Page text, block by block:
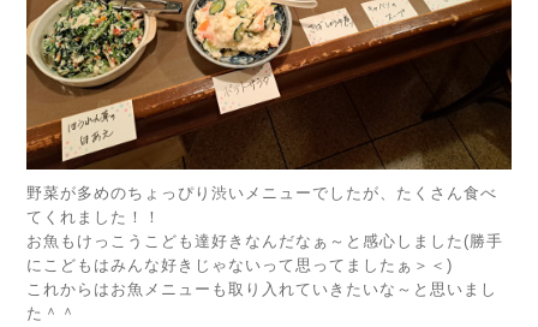
野菜が多めのちょっぴり渋いメニューでしたが、たくさん食べ
てくれました！！
お魚もけっこうこども達好きなんだなぁ～と感心しました(勝手
にこどもはみんな好きじゃないって思ってましたぁ＞＜)
これからはお魚メニューも取り入れていきたいな～と思いまし
た＾＾